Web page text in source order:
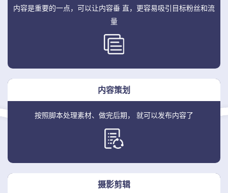
内容是重要的一点，可以让内容垂 直，更容易吸引目标粉丝和流
量
内容策划
按照脚本处理素材、做完后期， 就可以发布内容了
摄影剪辑